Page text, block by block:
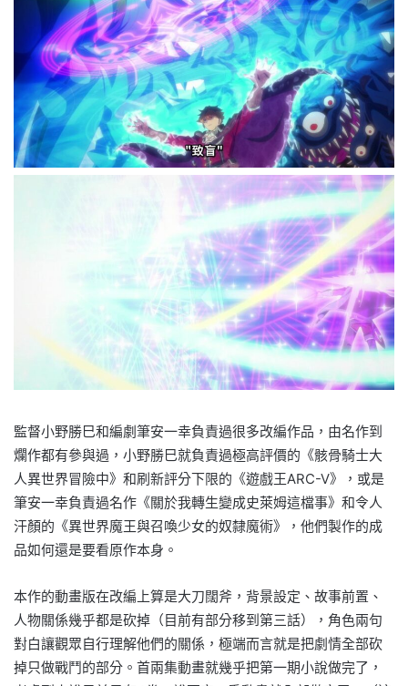
監督小野勝巳和編劇筆安一幸負責過很多改編作品，由名作到
爛作都有參與過，小野勝巳就負責過極高評價的《骸骨騎士大
人異世界冒險中》和刷新評分下限的《遊戲王ARC-V》，或是
筆安一幸負責過名作《關於我轉生變成史萊姆這檔事》和令人
汗顏的《異世界魔王與召喚少女的奴隸魔術》，他們製作的成
品如何還是要看原作本身。
本作的動畫版在改編上算是大刀闊斧，背景設定、故事前置、
人物關係幾乎都是砍掉（目前有部分移到第三話），角色兩句
對白讓觀眾自行理解他們的關係，極端而言就是把劇情全部砍
掉只做戰鬥的部分。首兩集動畫就幾乎把第一期小說做完了，